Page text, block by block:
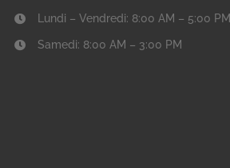
Lundi – Vendredi: 8:00 AM – 5:00 PM
Samedi: 8:00 AM – 3:00 PM